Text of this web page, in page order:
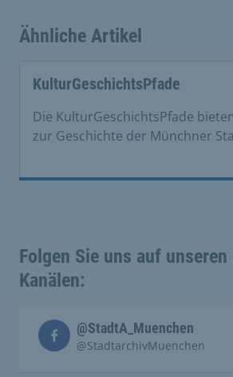
Ähnliche Artikel
KulturGeschichtsPfade
Die KulturGeschichtsPfade
zur Geschichte der Münchner
Folgen Sie uns auf
Kanälen:
@StadtA_Muenchen
@StadtarchivMuenchen